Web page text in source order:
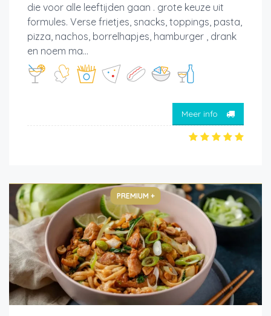
die voor alle leeftijden gaan . grote keuze uit
formules. Verse frietjes, snacks, toppings, pasta,
pizza, nachos, borrelhapjes, hamburger , drank
en noem ma...
Meer info
PREMIUM +